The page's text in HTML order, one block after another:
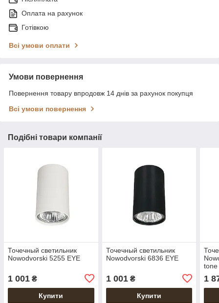
Оплата на рахунок
Готівкою
Всі умови оплати
Умови повернення
Повернення товару впродовж 14 днів за рахунок покупця
Всі умови повернення
Подібні товари компанії
Точечный светильник
Nowodvorski 5255 EYE
1 001 ₴
Купити
Точечный светильник
Nowodvorski 6836 EYE
1 001₴
Купити
tone
1